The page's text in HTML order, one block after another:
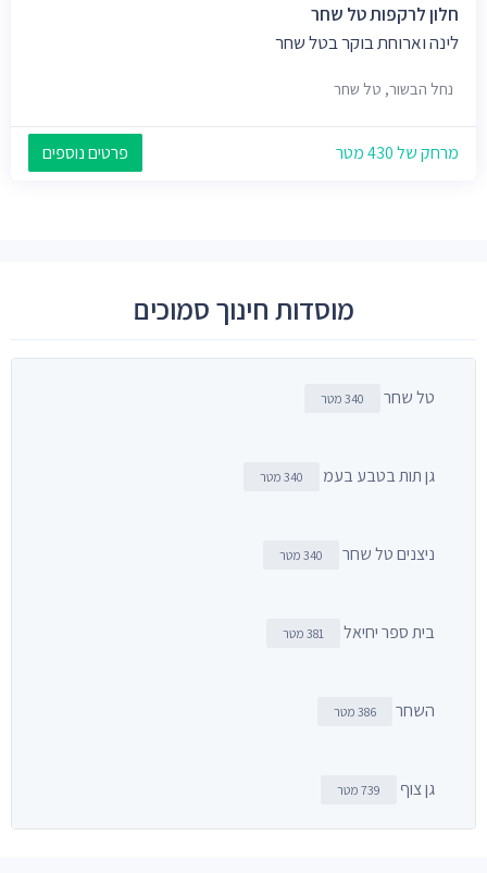
חלון לרקפות טל שחר
לינה וארוחת בוקר בטל שחר
נחל הבשור, טל שחר
מרחק של 430 מטר פרטים נוספים
מוסדות חינוך סמוכים
טל שחר 340 מטר
גן תות בטבע בעמ 340 מטר
ניצנים טל שחר 340 מטר
בית ספר יחיאל 381 מטר
השחר 386 מטר
גן צוף 739 מטר